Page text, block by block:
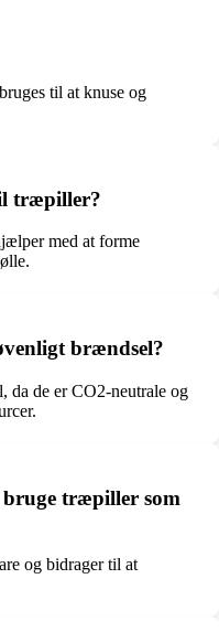
til at knuse og
træpiller?
med at forme
brændsel?
de er CO2-neutrale og
træpiller som
og bidrager til at